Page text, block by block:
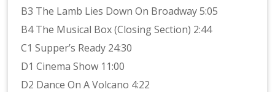
B3 The Lamb Lies Down On Broadway 5:05
B4 The Musical Box (Closing Section) 2:44
C1 Supper’s Ready 24:30
D1 Cinema Show 11:00
D2 Dance On A Volcano 4:22